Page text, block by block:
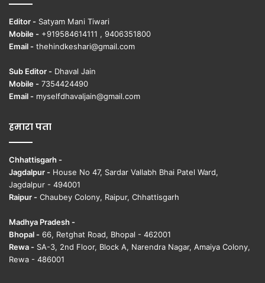
Editor - Satyam Mani Tiwari
Mobile - +919584614111 , 9406351800
Email - thehindkeshari@gmail.com
Sub Editor - Dhaval Jain
Mobile - 7354424490
Email - myselfdhavaljain@gmail.com
हमारा पता
Chhattisgarh -
Jagdalpur - House No 47, Sardar Vallabh Bhai Patel Ward,
Jagdalpur - 494001
Raipur - Chaubey Colony, Raipur, Chhattisgarh
Madhya Pradesh -
Bhopal - 66, Retghat Road, Bhopal - 462001
Rewa - SA-3, 2nd Floor, Block A, Narendra Nagar, Amaiya Colony,
Rewa - 486001